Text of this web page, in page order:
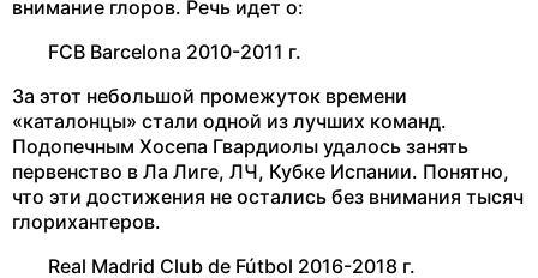
внимание глоров. Речь идет о:
FCB Barcelona 2010-2011 г.
За этот небольшой промежуток времени
«каталонцы» стали одной из лучших команд.
Подопечным Хосепа Гвардиолы удалось занять
первенство в Ла Лиге, ЛЧ, Кубке Испании. Понятно,
что эти достижения не остались без внимания тысяч
глорихантеров.
Real Madrid Club de Fútbol 2016-2018 г.